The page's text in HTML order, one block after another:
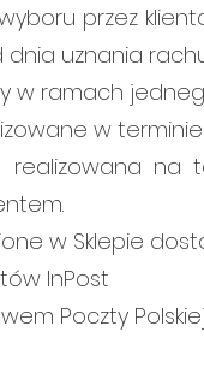
przez
dnia uznania
w ramach
w
na
w Sklepie
InPost
Poczty